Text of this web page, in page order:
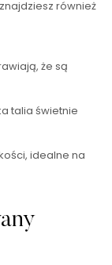
również
że są
talia świetnie
idealne na